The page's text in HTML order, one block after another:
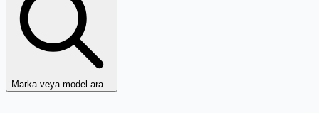
Marka veya model ara...